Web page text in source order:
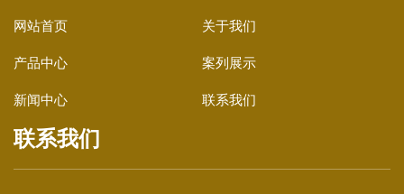
网站首页 关于我们
产品中心 案列展示
新闻中心 联系我们
联系我们